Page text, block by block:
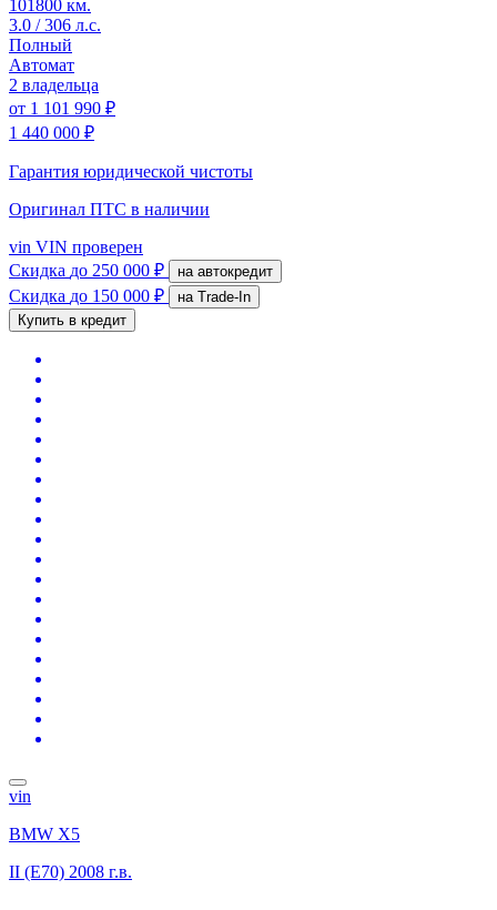
101800 км.
3.0 / 306 л.с.
Полный
Автомат
2 владельца
от 1 101 990 ₽
1 440 000 ₽
Гарантия юридической чистоты
Оригинал ПТС в наличии
vin VIN проверен
Скидка до 250 000 ₽ на автокредит
Скидка до 150 000 ₽
на Trade-In
Купить в кредит
vin
BMW X5
II (E70) 2008 г.в.